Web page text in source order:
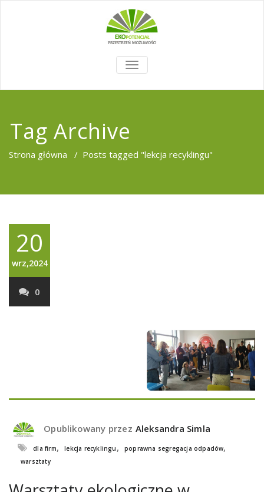
TOGGLE
NAVIGATION
Tag Archive
Strona główna / Posts tagged "lekcja recyklingu"
20
wrz,2024
0
Opublikowany przez Aleksandra Simla
dla firm, lekcja recyklingu , poprawna segregacja odpadów,
warsztaty